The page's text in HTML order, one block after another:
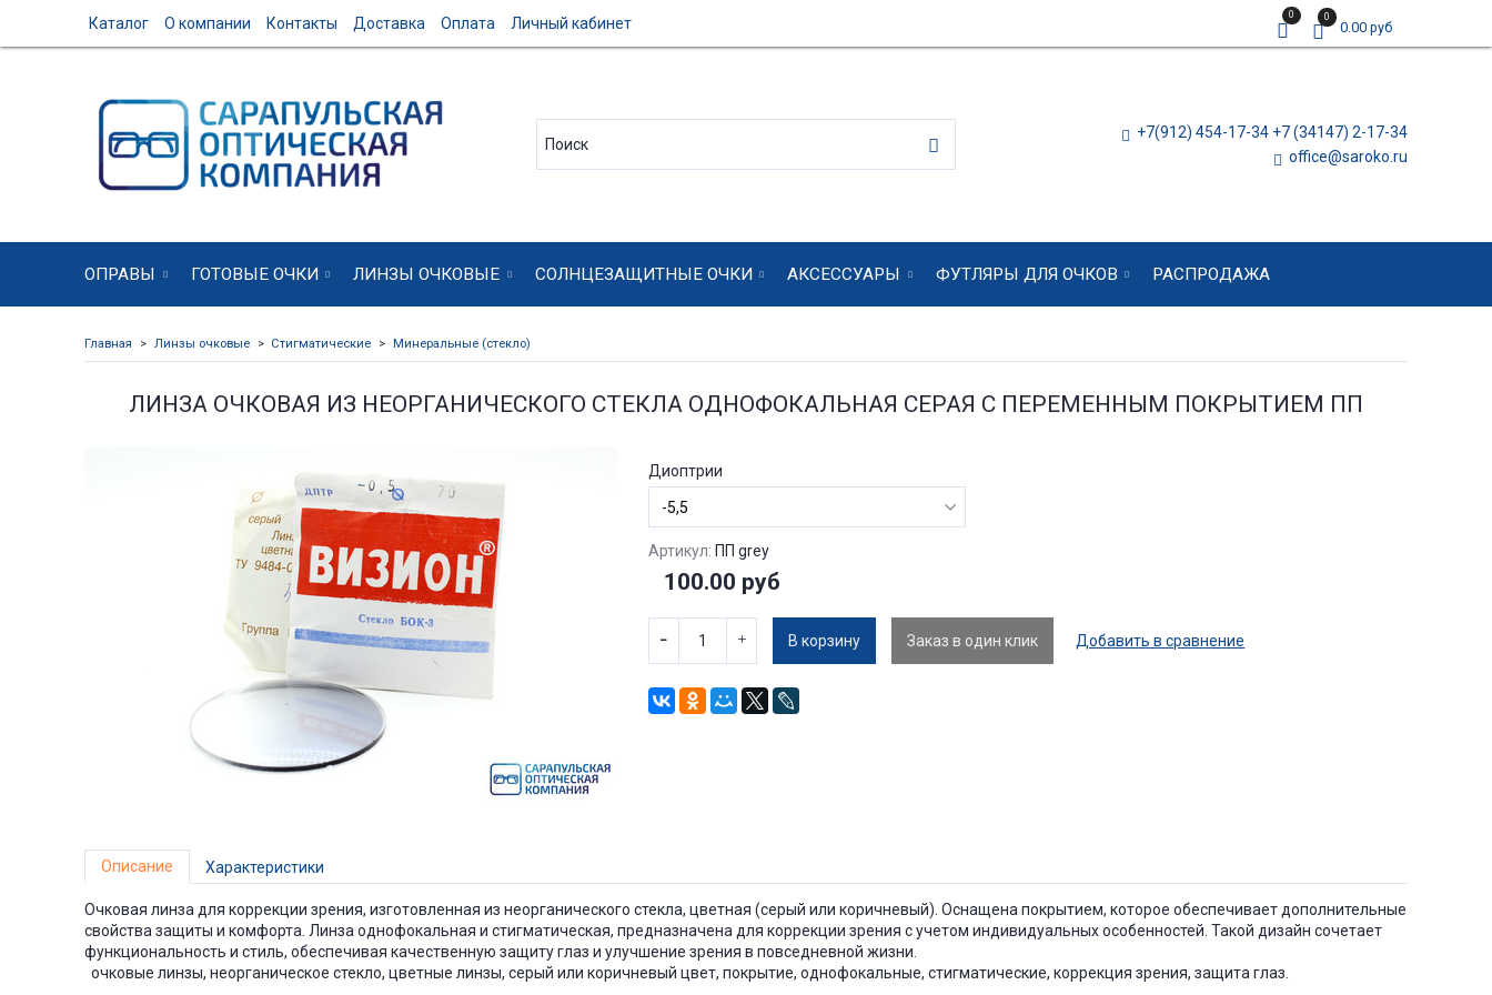
Каталог О компании Контакты Доставка Оплата Личный кабинет 0 0
0.00 руб
+7(912) 454-17-34 +7 (34147) 2-17-34
office@saroko.ru
ОПРАВЫ ГОТОВЫЕ ОЧКИ ЛИНЗЫ ОЧКОВЫЕ СОЛНЦЕЗАЩИТНЫЕ ОЧКИ АКСЕССУАРЫ ФУТЛЯРЫ ДЛЯ ОЧКОВ РАСПРОДАЖА
Главная Линзы очковые Стигматические Минеральные (стекло)
ЛИНЗА ОЧКОВАЯ ИЗ НЕОРГАНИЧЕСКОГО СТЕКЛА ОДНОФОКАЛЬНАЯ СЕРАЯ С ПЕРЕМЕННЫМ ПОКРЫТИЕМ ПП
Диоптрии
Артикул: ПП grey
100.00 руб
В корзину Заказ в один клик Добавить в сравнение
Описание
Очковая линза для коррекции зрения, изготовленная из неорганического стекла, цветная (серый или коричневый). Оснащена покрытием, которое обеспечивает дополнительные
свойства защиты и комфорта. Линза однофокальная и стигматическая, предназначена для коррекции зрения с учетом индивидуальных особенностей. Такой дизайн сочетает
функциональность и стиль, обеспечивая качественную защиту глаз и улучшение зрения в повседневной жизни.
очковые линзы, неорганическое стекло, цветные линзы, серый или коричневый цвет, покрытие, однофокальные, стигматические, коррекция зрения, защита глаз.
Характеристики